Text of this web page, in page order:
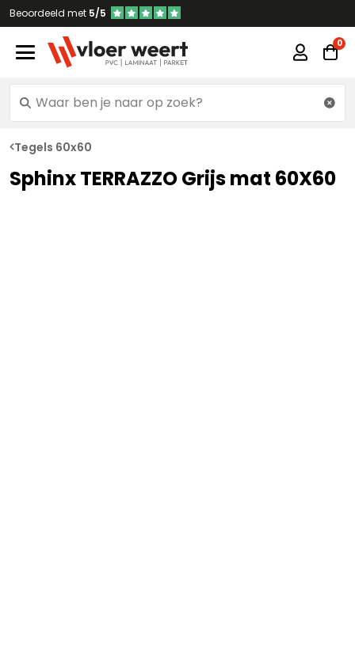
Beoordeeld met 5/5
Tegels 60x60
Sphinx TERRAZZO Grijs mat 60X60